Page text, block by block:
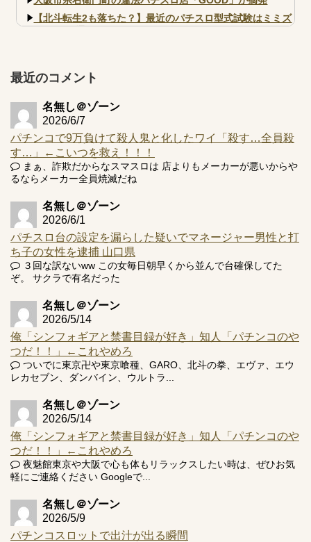
【北斗転生2も落ちた？】最近のパチスロ型式試験はミミズ
アズールレーン スロット評価はコイン持ちの悪い疑似ボ天
Powered by livedoor 相互RSS
最近のコメント
名無し＠ゾーン
2026/6/7
パチンコで9万負けて殺人鬼と化したワイ「殺す…全員殺
す…」←こいつを救え！！！
まぁ、詐欺だからなスマスロは 店よりもメーカーが悪いからや
るならメーカー全員焼滅だね
名無し＠ゾーン
2026/6/1
パチスロ台の設定を漏らした疑いでマネージャー男性と打
ち子の女性を逮捕 山口県
３回な訳ないww この女毎日朝早くから並んで台確保してた
ぞ。 サクラで有名だった
名無し＠ゾーン
2026/5/14
俺「シンフォギアと禁書目録が好き」知人「パチンコのや
つだ！！」←これやめろ
ついでに東京卍や東京喰種、GARO、北斗の拳、エヴァ、エウ
レカセブン、ダンバイン、ウルトラ...
名無し＠ゾーン
2026/5/14
俺「シンフォギアと禁書目録が好き」知人「パチンコのや
つだ！！」←これやめろ
夜魅館東京や大阪で心も体もリラックスしたい時は、ぜひお気
軽にご連絡ください Googleで...
名無し＠ゾーン
2026/5/9
パチンコスロットで出汁が出る瞬間